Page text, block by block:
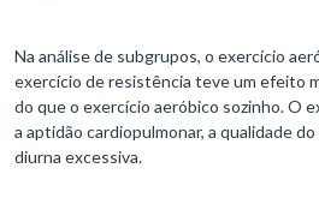
Na análise de subgrupos, o exercício
exercício de resistência teve um efeito
do que o exercício aeróbico sozinho. O
a aptidão cardiopulmonar, a qualidade
diurna excessiva.